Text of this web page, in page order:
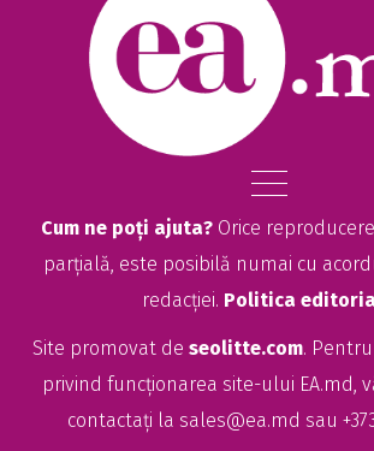
Cum ne poți ajuta? Orice
parțială, este posibilă numai cu
redacției. Politica
Site promovat de seolitte.com.
privind funcționarea site-ului EA.md,
contactați la sales@ea.md sau